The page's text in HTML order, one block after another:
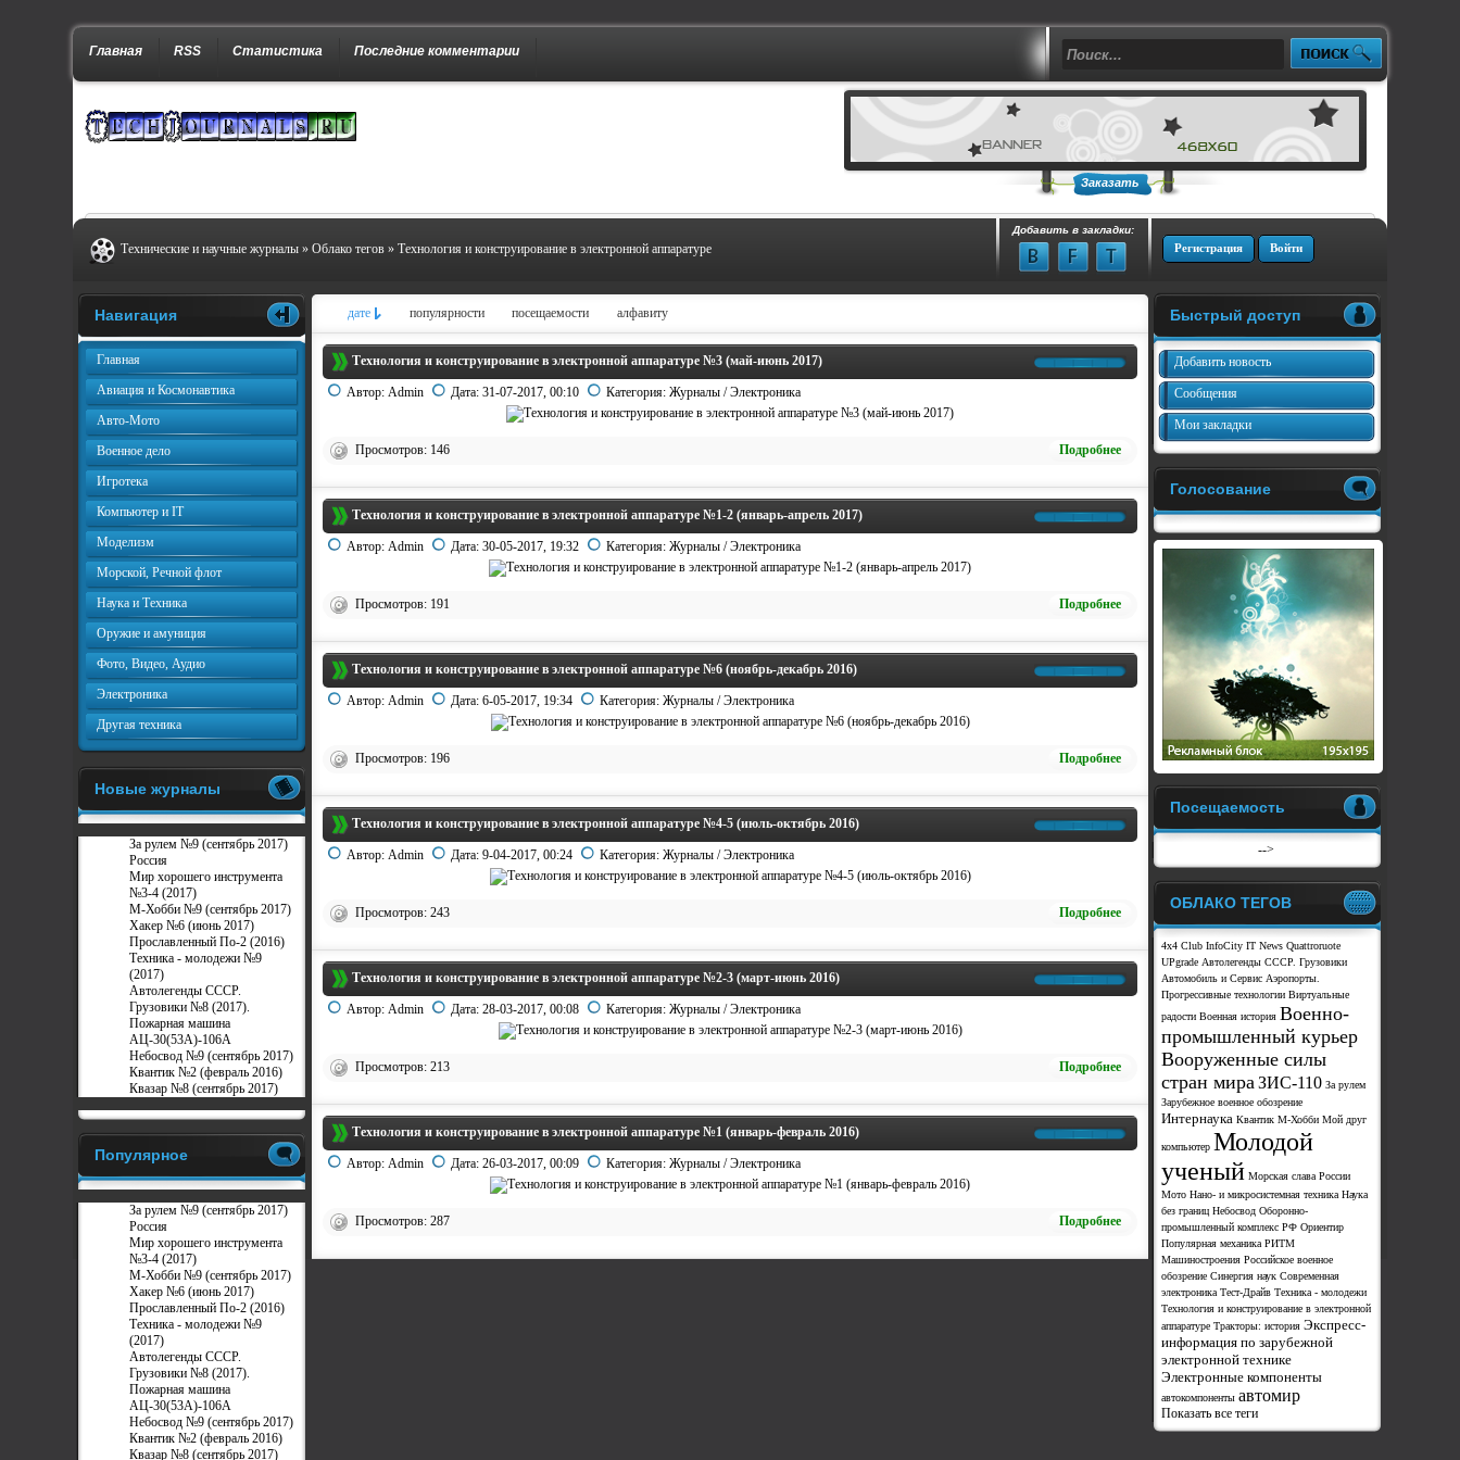
Главная RSS Статистика Последние комментарии
Заказать
Технические и научные журналы »Облако тегов » Технология и конструирование в электронной аппаратуре Регистрация Войти
Добавить в закладки:
дате популярности посещаемости алфавиту
Технология и конструирование в электронной аппаратуре №3 (май-июнь 2017)
Автор:Admin Дата:31-07-2017, 00:10 Категория:Журналы /Электроника
Просмотров: 146 Подробнее
Технология и конструирование в электронной аппаратуре №1-2 (январь-апрель 2017)
Автор:Admin Дата:30-05-2017, 19:32 Категория:Журналы /Электроника
Просмотров: 191 Подробнее
Технология и конструирование в электронной аппаратуре №6 (ноябрь-декабрь 2016)
Автор:Admin Дата:6-05-2017, 19:34 Категория:Журналы /Электроника
Просмотров: 196 Подробнее
Технология и конструирование в электронной аппаратуре №4-5 (июль-октябрь 2016)
Автор:Admin Дата:9-04-2017, 00:24 Категория:Журналы /Электроника
Просмотров: 243 Подробнее
Технология и конструирование в электронной аппаратуре №2-3 (март-июнь 2016)
Автор:Admin Дата:28-03-2017, 00:08 Категория:Журналы /Электроника
Просмотров: 213 Подробнее
Технология и конструирование в электронной аппаратуре №1 (январь-февраль 2016)
Автор:Admin Дата:26-03-2017, 00:09 Категория:Журналы /Электроника
Просмотров: 287 Подробнее
Навигация
Главная
Авиация и Космонавтика
Авто-Мото
Военное дело
Игротека
Компьютер и IT
Моделизм
Морской, Речной флот
Наука и Техника
Оружие и амуниция
Фото, Видео, Аудио
Электроника
Другая техника
Новые журналы
За рулем №9 (сентябрь 2017)
Россия
Мир хорошего инструмента
№3-4 (2017)
М-Хобби №9 (сентябрь 2017)
Хакер №6 (июнь 2017)
Прославленный По-2 (2016)
Техника - молодежи №9
(2017)
Автолегенды СССР.
Грузовики №8 (2017).
Пожарная машина
АЦ-30(53А)-106А
Небосвод №9 (сентябрь 2017)
Квантик №2 (февраль 2016)
Квазар №8 (сентябрь 2017)
Популярное
За рулем №9 (сентябрь 2017)
Россия
Мир хорошего инструмента
№3-4 (2017)
М-Хобби №9 (сентябрь 2017)
Хакер №6 (июнь 2017)
Прославленный По-2 (2016)
Техника - молодежи №9
(2017)
Автолегенды СССР.
Грузовики №8 (2017).
Пожарная машина
АЦ-30(53А)-106А
Небосвод №9 (сентябрь 2017)
Квантик №2 (февраль 2016)
Квазар №8 (сентябрь 2017)
Быстрый доступ
Добавить новость
Сообщения
Мои закладки
Голосование
Посещаемость
-->
ОБЛАКО ТЕГОВ
4x4 Club InfoCity IT News Quattroruote
UPgrade Автолегенды СССР. Грузовики
Автомобиль и Сервис Аэропорты.
Прогрессивные технологии Виртуальные
радости Военная история Военно-
промышленный курьер
Вооруженные силы
стран мираЗИС-110 За рулем
Зарубежное военное обозрение
Интернаука Квантик М-Хобби Мой друг
компьютер Молодой
ученый Морская слава России
Мото Нано- и микросистемная техника Наука
без границ Небосвод Оборонно-
промышленный комплекс РФ Ориентир
Популярная механика РИТМ
Машиностроения Российское военное
обозрение Синергия наук Современная
электроника Тест-Драйв Техника - молодежи
Технология и конструирование в электронной
аппаратуре Тракторы: история Экспресс-
информация по зарубежной
электронной технике
Электронные компоненты
автокомпоненты автомир
Показать все теги